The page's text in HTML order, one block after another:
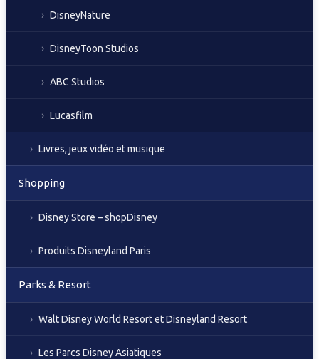
DisneyNature
DisneyToon Studios
ABC Studios
Lucasfilm
Livres, jeux vidéo et musique
Shopping
Disney Store – shopDisney
Produits Disneyland Paris
Parks & Resort
Walt Disney World Resort et Disneyland Resort
Les Parcs Disney Asiatiques